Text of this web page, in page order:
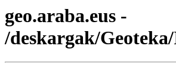
geo.araba.eus -
/deskargak/